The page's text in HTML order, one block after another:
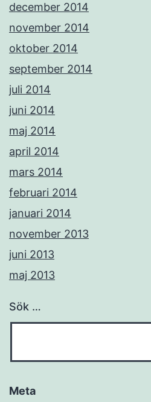
december 2014
november 2014
oktober 2014
september 2014
juli 2014
juni 2014
maj 2014
april 2014
mars 2014
februari 2014
januari 2014
november 2013
juni 2013
maj 2013
Sök …
Meta